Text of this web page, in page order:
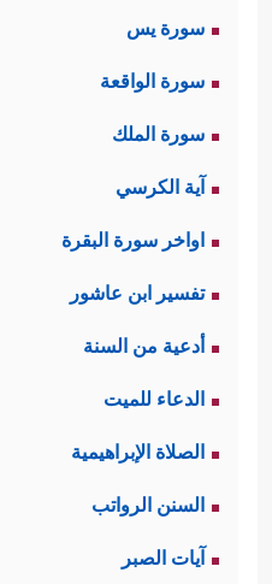
سورة يس
سورة الواقعة
سورة الملك
آية الكرسي
اواخر سورة البقرة
تفسير ابن عاشور
أدعية من السنة
الدعاء للميت
الصلاة الإبراهيمية
السنن الرواتب
آيات الصبر